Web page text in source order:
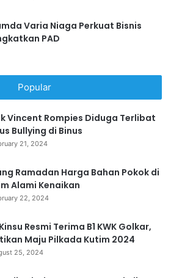
Varia Niaga Perkuat Bisnis
PAD
Popular
Vincent Rompies Diduga Terlibat
Bullying di Binus
21, 2024
Ramadan Harga Bahan Pokok di
Alami Kenaikan
22, 2024
Resmi Terima B1 KWK Golkar,
Maju Pilkada Kutim 2024
25, 2024